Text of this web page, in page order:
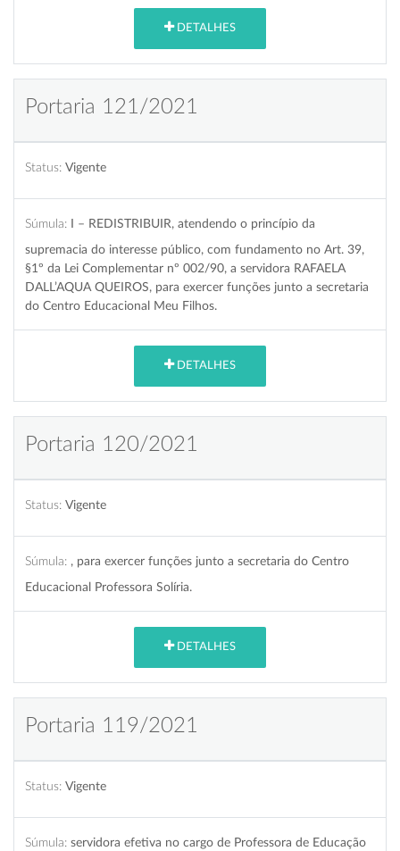
DETALHES
Portaria 121/2021
Status: Vigente
Súmula: I – REDISTRIBUIR, atendendo o princípio da
supremacia do interesse público, com fundamento no Art. 39,
§1º da Lei Complementar nº 002/90, a servidora RAFAELA
DALL’AQUA QUEIROS, para exercer funções junto a secretaria
do Centro Educacional Meu Filhos.
DETALHES
Portaria 120/2021
Status: Vigente
Súmula: , para exercer funções junto a secretaria do Centro
Educacional Professora Solíria.
DETALHES
Portaria 119/2021
Status: Vigente
Súmula: servidora efetiva no cargo de Professora de Educação